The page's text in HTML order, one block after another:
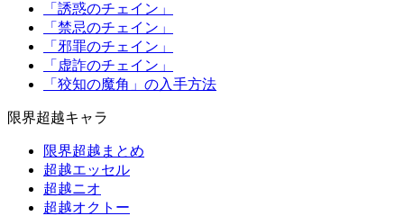
「誘惑のチェイン」
「禁忌のチェイン」
「邪罪のチェイン」
「虚詐のチェイン」
「狡知の魔角」の入手方法
限界超越キャラ
限界超越まとめ
超越エッセル
超越ニオ
超越オクトー